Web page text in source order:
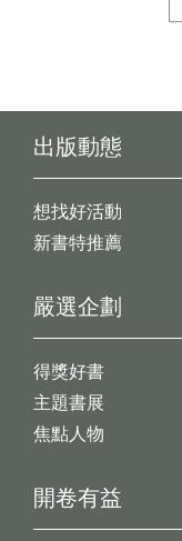
出版動態
想找好活動
新書特推薦
開卷有益
嚴選企劃
得獎好書
主題書展
焦點人物